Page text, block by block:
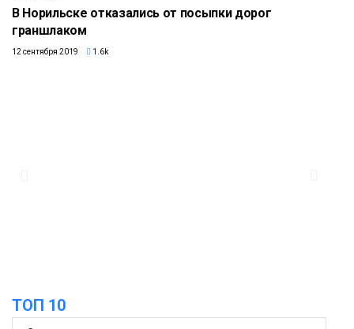
В Норильске отказались от посыпки дорог
граншлаком
12 сентября 2019 1.6k
ТОП 10